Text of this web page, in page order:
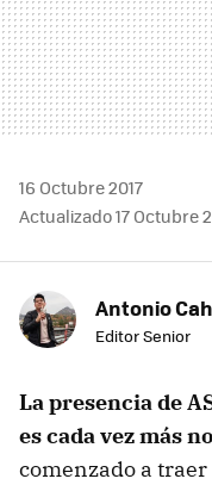
16 Octubre 2017
Actualizado 17 Octubre
Antonio
Editor Senior
La presencia de
es cada vez más
comenzado a